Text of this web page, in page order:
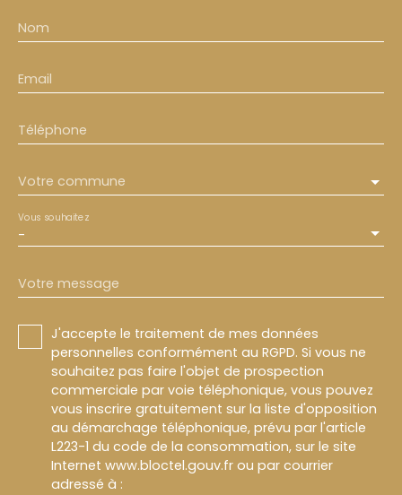
Nom
Email
Téléphone
Votre commune
-
Vous souhaitez
Votre message
J'accepte le traitement de mes données
personnelles conformément au RGPD. Si vous ne
souhaitez pas faire l'objet de prospection
commerciale par voie téléphonique, vous pouvez
vous inscrire gratuitement sur la liste d'opposition
au démarchage téléphonique, prévu par l'article
L223-1 du code de la consommation, sur le site
Internet www.bloctel.gouv.fr ou par courrier
adressé à :